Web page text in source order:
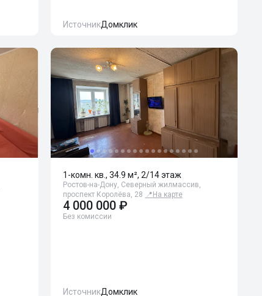
ИсточникДомклик
1-комн. кв., 34.9 м², 2/14 этаж
Ростов-на-Дону, Северный жилмассив,
проспект Королёва, 28 📍 На карте
4 000 000 ₽
Без комиссии
ИсточникДомклик